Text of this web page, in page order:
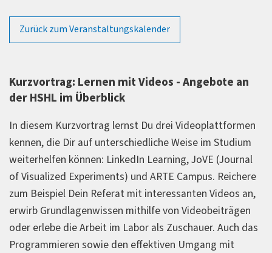
Zurück zum Veranstaltungskalender
Kurzvortrag: Lernen mit Videos - Angebote an
der HSHL im Überblick
In diesem Kurzvortrag lernst Du drei Videoplattformen
kennen, die Dir auf unterschiedliche Weise im Studium
weiterhelfen können: LinkedIn Learning, JoVE (Journal
of Visualized Experiments) und ARTE Campus. Reichere
zum Beispiel Dein Referat mit interessanten Videos an,
erwirb Grundlagenwissen mithilfe von Videobeiträgen
oder erlebe die Arbeit im Labor als Zuschauer. Auch das
Programmieren sowie den effektiven Umgang mit